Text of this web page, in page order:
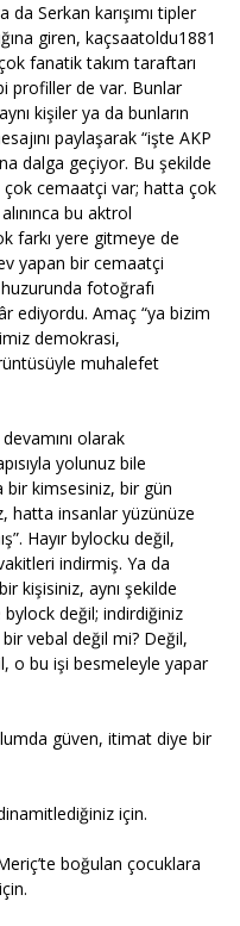
Serkan karışımı tipler
giren, kaçsaatoldu1881
fanatik takım taraftarı
profiller de var. Bunlar
kişiler ya da bunların
paylaşarak “işte AKP
dalga geçiyor. Bu şekilde
cemaatçi var; hatta çok
bu aktrol
farkı yere gitmeye de
yapan bir cemaatçi
fotoğrafı
ediyordu. Amaç “ya bizim
demokrasi,
muhalefet
olarak
yolunuz bile
bir kimsesiniz, bir gün
hatta insanlar yüzünüze
Hayır bylocku değil,
indirmiş. Ya da
kişisiniz, aynı şekilde
bylock değil; indirdiğiniz
vebal değil mi? Değil,
o bu işi besmeleyle yapar
güven, itimat diye bir
için.
boğulan çocuklara